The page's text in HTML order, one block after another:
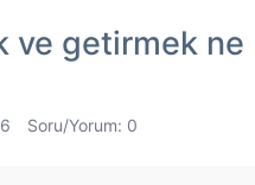
ve getirmek ne
Soru/Yorum: 0